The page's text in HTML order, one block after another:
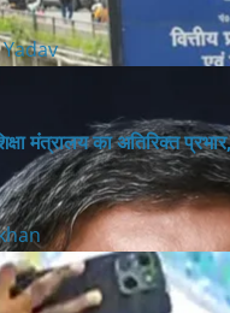
मंत्रालय का अतिरिक्त